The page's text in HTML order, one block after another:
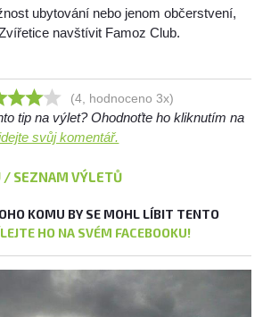
ubytování nebo jenom občerstvení,
navštívit Famoz Club.
(4, hodnoceno 3x)
tip na výlet? Ohodnoťte ho kliknutím na
svůj komentář.
/ SEZNAM VÝLETŮ
KOMU BY SE MOHL LÍBIT TENTO
HO NA SVÉM FACEBOOKU!